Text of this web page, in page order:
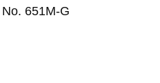
651M-G